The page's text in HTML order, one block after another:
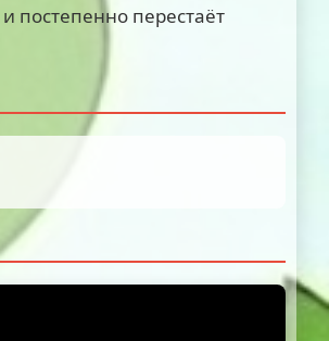
постепенно перестаёт